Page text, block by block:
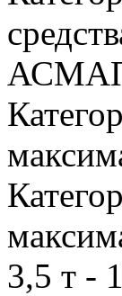
3,5 т -